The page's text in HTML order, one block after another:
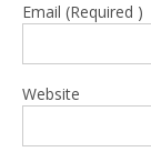
Email (Required )
Website